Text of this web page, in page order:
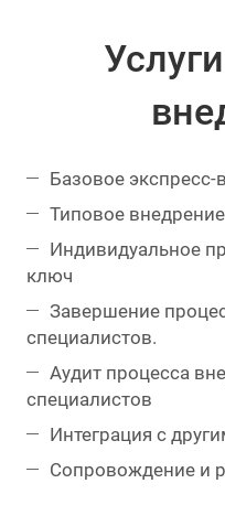
Базовое экспресс-
Типовое
Индивидуальное
ключ
Завершение
специалистов.
Аудит процесса
специалистов
Интеграция с
Сопровождение и